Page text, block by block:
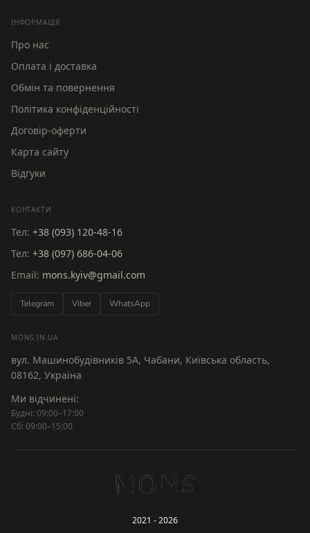
ІНФОРМАЦІЯ
Про нас
Оплата і доставка
Обмін та повернення
Політика конфіденційності
Договір-оферти
Карта сайту
Відгуки
КОНТАКТИ
Тел: +38 (093) 120-48-16
Тел: +38 (097) 686-04-06
Email: mons.kyiv@gmail.com
Telegram Viber WhatsApp
MONS.IN.UA
вул. Машинобудівників 5А, Чабани, Київська область,
08162, Україна
Ми відчинені:
Будні: 09:00–17:00
Сб: 09:00–15:00
2021 - 2026